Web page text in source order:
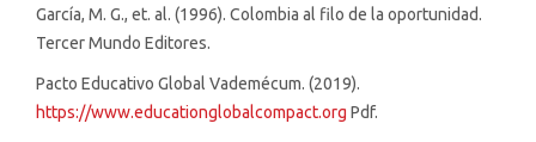
García, M. G., et. al. (1996). Colombia al filo de la oportunidad.
Tercer Mundo Editores.
Pacto Educativo Global Vademécum. (2019).
https://www.educationglobalcompact.org Pdf.